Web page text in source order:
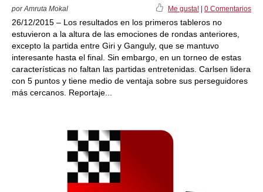
por Amruta Mokal Me gusta! 0 Comentarios
26/12/2015 – Los resultados en los primeros tableros no
estuvieron a la altura de las emociones de rondas anteriores,
excepto la partida entre Giri y Ganguly, que se mantuvo
interesante hasta el final. Sin embargo, en un torneo de estas
características no faltan las partidas entretenidas. Carlsen lidera
con 5 puntos y tiene medio de ventaja sobre sus perseguidores
más cercanos. Reportaje...